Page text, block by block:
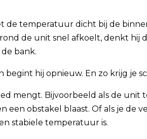
de temperatuur dicht bij de
de unit snel afkoelt, denkt hij
bank.
hij opnieuw. En zo krijg je
mengt. Bijvoorbeeld als de unit
een obstakel blaast. Of als je de
stabiele temperatuur is.